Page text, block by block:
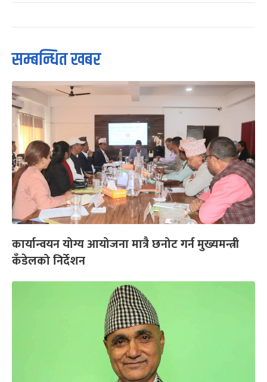
सम्बन्धित खबर
कार्यान्वयन योग्य आयोजना मात्रै छनोट गर्न मुख्यमन्त्री
कँडेलको निर्देशन